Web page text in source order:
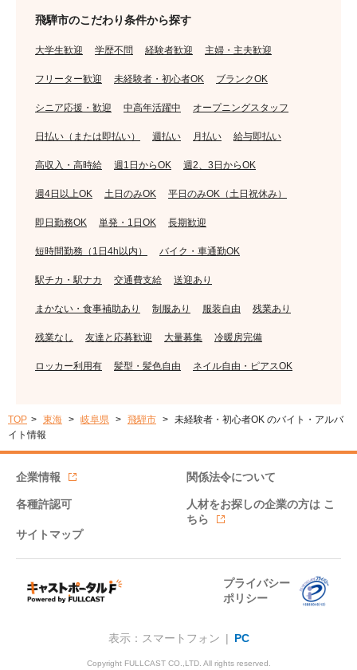
飛騨市のこだわり条件から探す
大学生歓迎 学歴不問 経験者歓迎 主婦・主夫歓迎
フリーター歓迎 未経験者・初心者OK ブランクOK
シニア応援・歓迎 中高年活躍中 オープニングスタッフ
日払い（または即払い） 週払い 月払い 給与即払い
高収入・高時給 週1日からOK 週2、3日からOK
週4日以上OK 土日のみOK 平日のみOK（土日祝休み）
即日勤務OK 単発・1日OK 長期歓迎
短時間勤務（1日4h以内） バイク・車通勤OK
駅チカ・駅ナカ 交通費支給 送迎あり
まかない・食事補助あり 制服あり 服装自由 残業あり
残業なし 友達と応募歓迎 大量募集 冷暖房完備
ロッカー利用有 髪型・髪色自由 ネイル自由・ピアスOK
TOP 東海 岐阜県 飛騨市
未経験者・初心者OK のバイト・アルバ
イト情報
企業情報 関係法令について
各種許認可 人材をお探しの企業の方は こ
ちら
サイトマップ
プライバシー
ポリシー
表示：スマートフォン | PC
Copyright FULLCAST CO.,LTD. All rights reserved.